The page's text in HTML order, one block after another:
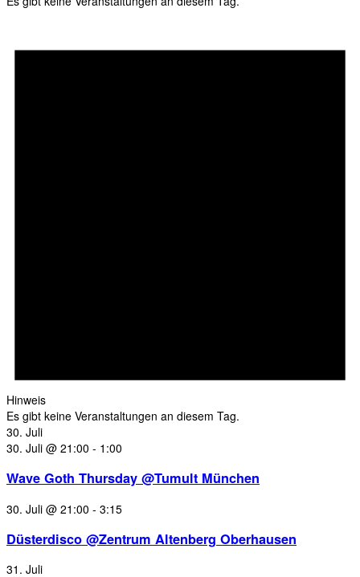
Hinweis
Es gibt keine Veranstaltungen an diesem Tag.
30. Juli
30. Juli @ 21:00 - 1:00
Wave Goth Thursday @Tumult München
30. Juli @ 21:00 - 3:15
Düsterdisco @Zentrum Altenberg Oberhausen
31. Juli